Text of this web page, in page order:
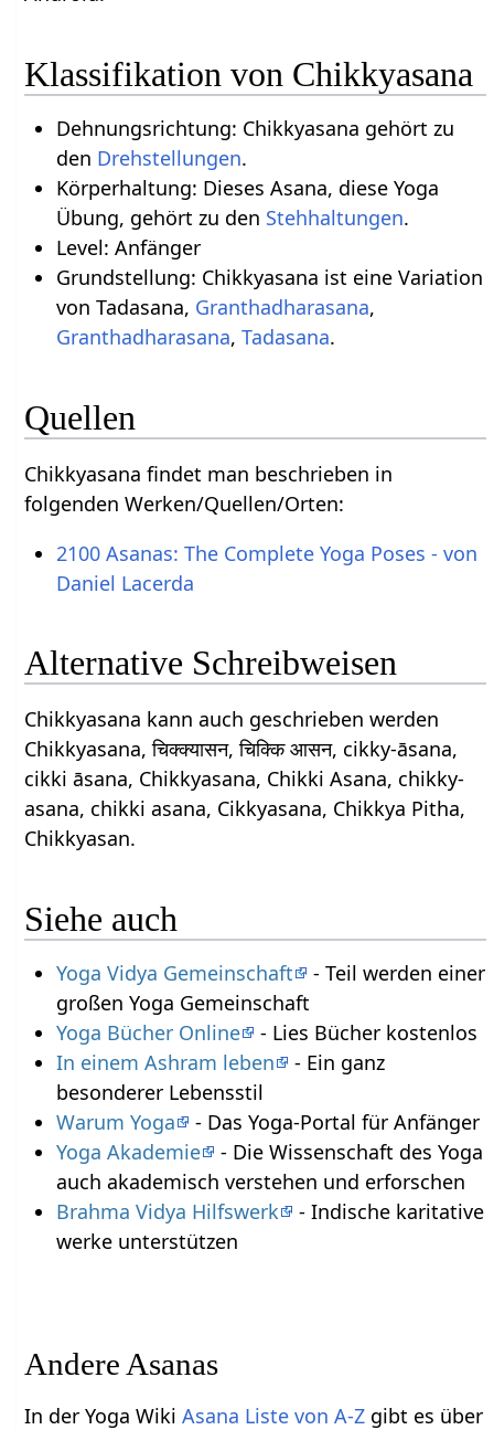
Klassifikation von Chikkyasana
Dehnungsrichtung: Chikkyasana gehört zu
den Drehstellungen.
Körperhaltung: Dieses Asana, diese Yoga
Übung, gehört zu den Stehhaltungen.
Level: Anfänger
Grundstellung: Chikkyasana ist eine Variation
von Tadasana, Granthadharasana,
Granthadharasana, Tadasana.
Quellen
Chikkyasana findet man beschrieben in
folgenden Werken/Quellen/Orten:
2100 Asanas: The Complete Yoga Poses - von
Daniel Lacerda
Alternative Schreibweisen
Chikkyasana kann auch geschrieben werden
Chikkyasana, चिक्क्यासन, चिक्कि आसन, cikky-āsana,
cikki āsana, Chikkyasana, Chikki Asana, chikky-
asana, chikki asana, Cikkyasana, Chikkya Pitha,
Chikkyasan.
Siehe auch
Yoga Vidya Gemeinschaft
- Teil werden einer
großen Yoga Gemeinschaft
Yoga Bücher Online
- Lies Bücher kostenlos
In einem Ashram leben
- Ein ganz
besonderer Lebensstil
Warum Yoga
- Das Yoga-Portal für Anfänger
Yoga Akademie
- Die Wissenschaft des Yoga
auch akademisch verstehen und erforschen
Brahma Vidya Hilfswerk
- Indische karitative
werke unterstützen
Andere Asanas
In der Yoga WikiAsana Liste von A-Z gibt es über